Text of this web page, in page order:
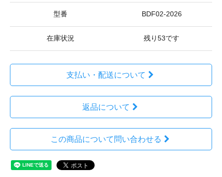
型番 BDF02-2026
在庫状況 残り53です
支払い・配送について
返品について
この商品について問い合わせる